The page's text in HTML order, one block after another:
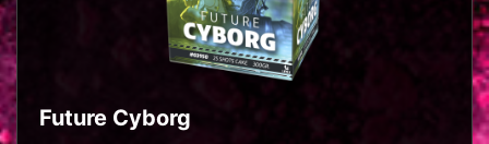
Future Cyborg